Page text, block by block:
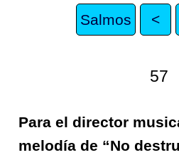
Salmos <
57
Para el director
melodía de “No